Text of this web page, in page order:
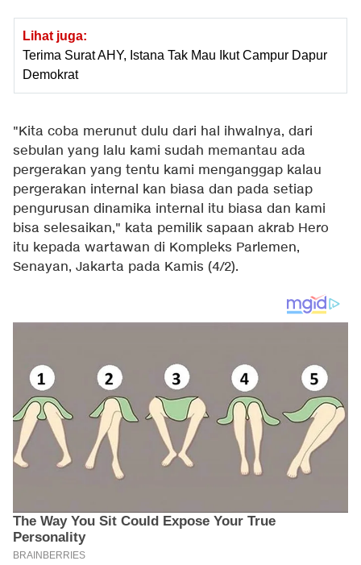
Lihat juga:
Terima Surat AHY, Istana Tak Mau Ikut Campur Dapur
Demokrat
"Kita coba merunut dulu dari hal ihwalnya, dari
sebulan yang lalu kami sudah memantau ada
pergerakan yang tentu kami menganggap kalau
pergerakan internal kan biasa dan pada setiap
pengurusan dinamika internal itu biasa dan kami
bisa selesaikan," kata pemilik sapaan akrab Hero
itu kepada wartawan di Kompleks Parlemen,
Senayan, Jakarta pada Kamis (4/2).